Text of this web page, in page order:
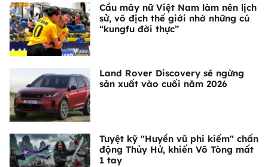
Cầu mây nữ Việt Nam làm nên lịch
sử, vô địch thế giới nhờ những cú
“kungfu đời thực”
Land Rover Discovery sẽ ngừng
sản xuất vào cuối năm 2026
Tuyệt kỹ "Huyền vũ phi kiếm" chấn
động Thủy Hử, khiến Võ Tòng mất
1 tay